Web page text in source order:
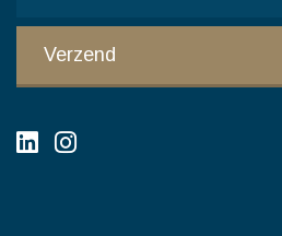
Verzend